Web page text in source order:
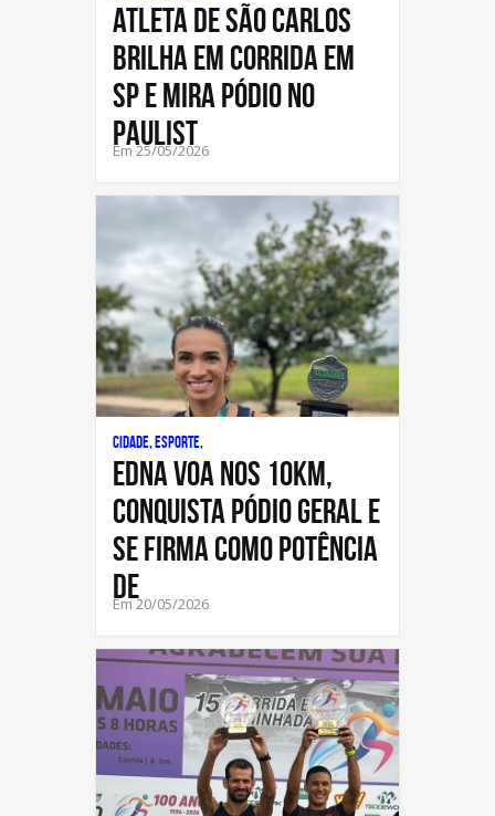
Atleta de São Carlos
brilha em corrida em
SP e mira pódio no
Paulist
Em 25/05/2026
Cidade, Esporte,
Edna voa nos 10km,
conquista pódio geral e
se firma como potência
de
Em 20/05/2026